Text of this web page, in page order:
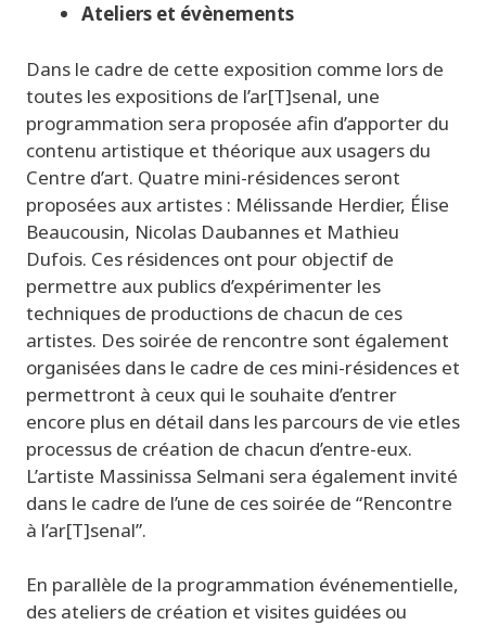
Ateliers et évènements
Dans le cadre de cette exposition comme lors de
toutes les expositions de l’ar[T]senal, une
programmation sera proposée afin d’apporter du
contenu artistique et théorique aux usagers du
Centre d’art. Quatre mini-résidences seront
proposées aux artistes : Mélissande Herdier, Élise
Beaucousin, Nicolas Daubannes et Mathieu
Dufois. Ces résidences ont pour objectif de
permettre aux publics d’expérimenter les
techniques de productions de chacun de ces
artistes. Des soirée de rencontre sont également
organisées dans le cadre de ces mini-résidences et
permettront à ceux qui le souhaite d’entrer
encore plus en détail dans les parcours de vie etles
processus de création de chacun d’entre-eux.
L’artiste Massinissa Selmani sera également invité
dans le cadre de l’une de ces soirée de “Rencontre
à l’ar[T]senal”.
En parallèle de la programmation événementielle,
des ateliers de création et visites guidées ou